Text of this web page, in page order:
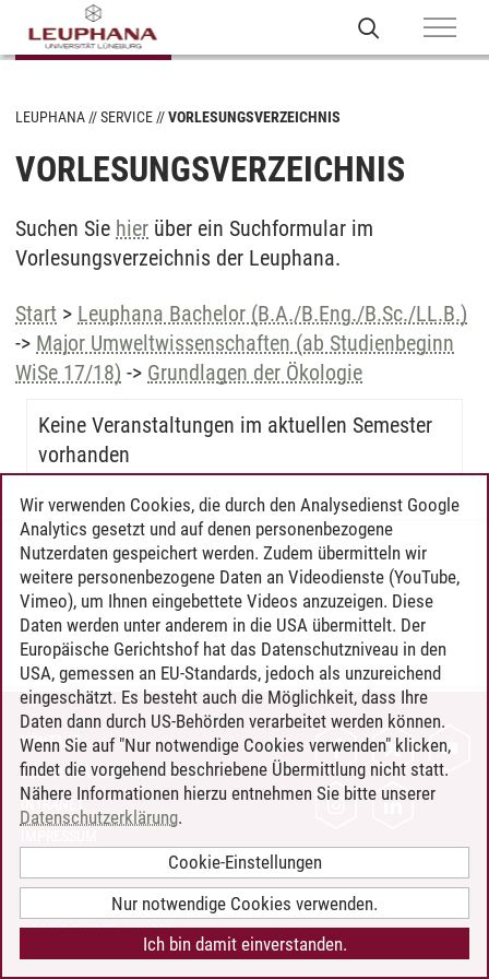
LEUPHANA SERVICE VORLESUNGSVERZEICHNIS
VORLESUNGSVERZEICHNIS
Suchen Sie hier über ein Suchformular im
Vorlesungsverzeichnis der Leuphana.
Start > Leuphana Bachelor (B.A./B.Eng./B.Sc./LL.B.)
-> Major Umweltwissenschaften (ab Studienbeginn
WiSe 17/18) -> Grundlagen der Ökologie
Keine Veranstaltungen im aktuellen Semester
vorhanden
Timo Leder/30.06.2024
KONTAKT
LEUPHANA ALS ARBEITGEBER
INTRANET
BARRIEREFREIHEIT
COOKIE-EINSTELLUNGEN
Wir verwenden Cookies, die durch den Analysedienst Google
Analytics gesetzt und auf denen personenbezogene
Nutzerdaten gespeichert werden. Zudem übermitteln wir
weitere personenbezogene Daten an Videodienste (YouTube,
Vimeo), um Ihnen eingebettete Videos anzuzeigen. Diese
Daten werden unter anderem in die USA übermittelt. Der
Europäische Gerichtshof hat das Datenschutzniveau in den
USA, gemessen an EU-Standards, jedoch als unzureichend
eingeschätzt. Es besteht auch die Möglichkeit, dass Ihre
Daten dann durch US-Behörden verarbeitet werden können.
Wenn Sie auf "Nur notwendige Cookies verwenden" klicken,
findet die vorgehend beschriebene Übermittlung nicht statt.
Nähere Informationen hierzu entnehmen Sie bitte unserer
Datenschutzerklärung.
Cookie-Einstellungen
Nur notwendige Cookies verwenden.
Ich bin damit einverstanden.